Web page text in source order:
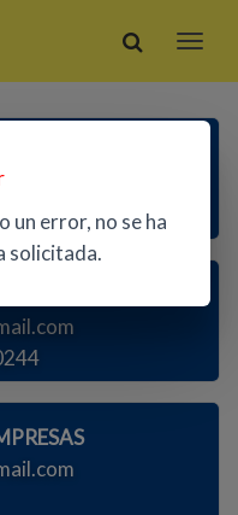
un error, no se ha
solicitada.